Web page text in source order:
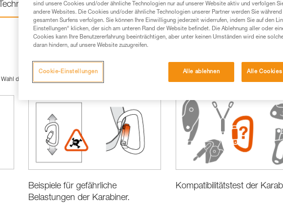
Technische Informationen
Wahl der Ausrüstung
Beispiele für gefährliche
Belastungen der Karabiner.
Kompatibilitätstest der
sind unsere Cookies und/oder ähnliche Technologien nur auf unserer Website aktiv und verfolgen
andere Websites. Die Cookies und/oder ähnliche Technologien unserer Partner werden Sie während
gesamten Surfens verfolgen. Sie können Ihre Einwilligung jederzeit widerrufen, indem Sie auf den
Einstellungen“ klicken, der sich am unteren Rand der Website befindet. Die Ablehnung aller oder
Cookies kann Ihre Benutzererfahrung beeinträchtigen, aber unter keinen Umständen wird eine
daran hindern, auf unsere Website zuzugreifen.
Alle ablehnen Alle
Cookie-Einstellungen